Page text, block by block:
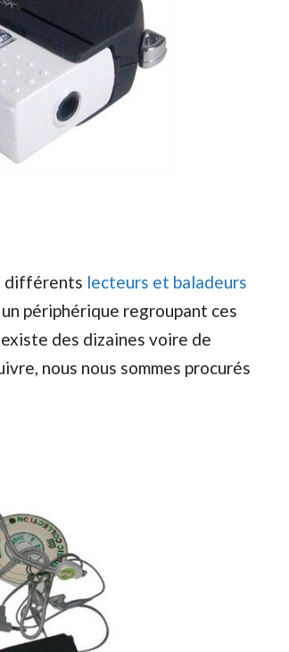
différents lecteurs et baladeurs
périphérique regroupant ces
des dizaines voire de
nous nous sommes procurés